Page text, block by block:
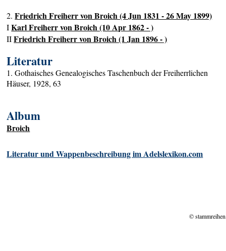
2.Friedrich Freiherr von Broich (4 Jun 1831 - 26 May 1899)
IKarl Freiherr von Broich (10 Apr 1862 - )
IIFriedrich Freiherr von Broich (1 Jan 1896 - )
Literatur
1. Gothaisches Genealogisches Taschenbuch der Freiherrlichen
Häuser, 1928, 63
Album
Broich
Literatur und Wappenbeschreibung im Adelslexikon.com
©